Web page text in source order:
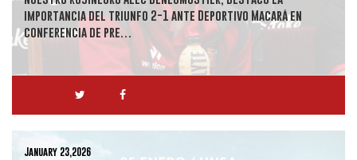
importancia del triunfo 2-1 ante Deportivo Macará en
conferencia de pre…
January 23,2026